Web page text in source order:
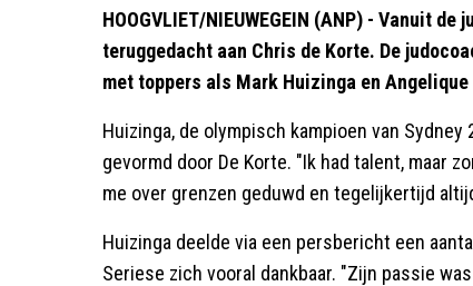
HOOGVLIET/NIEUWEGEIN (ANP) - Vanuit
teruggedacht aan Chris de Korte. De
met toppers als Mark Huizinga en
Huizinga, de olympisch kampioen van
gevormd door De Korte. "Ik had talent, maar
me over grenzen geduwd en tegelijkertijd
Huizinga deelde via een persbericht een
Seriese zich vooral dankbaar. "Zijn passie